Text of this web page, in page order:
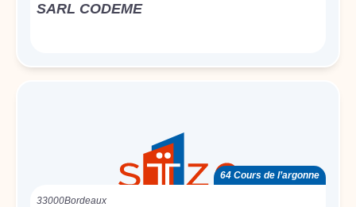
SARL CODEME
64 Cours de l’argonne
33000Bordeaux